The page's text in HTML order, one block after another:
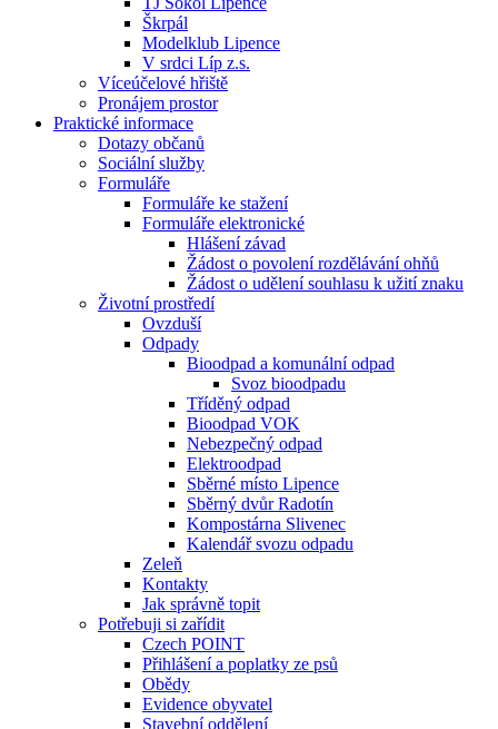
Škrpál
Modelklub Lipence
V srdci Líp z.s.
Víceúčelové hřiště
Pronájem prostor
Praktické informace
Dotazy občanů
Sociální služby
Formuláře
Formuláře ke stažení
Formuláře elektronické
Hlášení závad
Žádost o povolení rozdělávání ohňů
Žádost o udělení souhlasu k užití znaku
Životní prostředí
Ovzduší
Odpady
Bioodpad a komunální odpad
Svoz bioodpadu
Tříděný odpad
Bioodpad VOK
Nebezpečný odpad
Elektroodpad
Sběrné místo Lipence
Sběrný dvůr Radotín
Kompostárna Slivenec
Kalendář svozu odpadu
Zeleň
Kontakty
Jak správně topit
Potřebuji si zařídit
Czech POINT
Přihlášení a poplatky ze psů
Obědy
Evidence obyvatel
Stavební oddělení